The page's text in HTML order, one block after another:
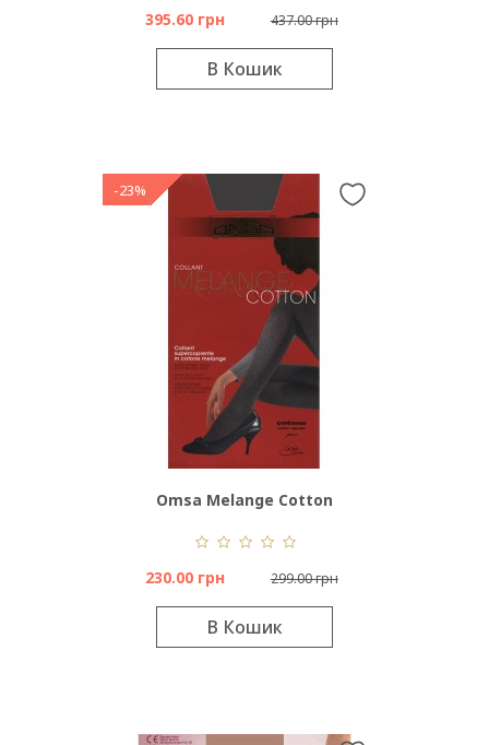
395.60 грн 437.00 грн
В Кошик
-23%
Omsa Melange Cotton
230.00 грн 299.00 грн
В Кошик